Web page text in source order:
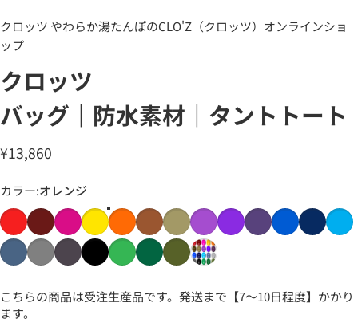
クロッツ やわらか湯たんぽのCLO'Z（クロッツ）オンラインショ
ップ
クロッツ
バッグ｜防水素材｜タントトート
¥13,860
カラー
カラー:オレンジ
こちらの商品は受注生産品です。発送まで【7〜10日程度】かかり
ます。